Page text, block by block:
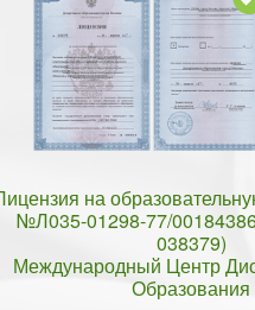
на
№Л035-01298-77/
038379)
Международный Центр
Образования